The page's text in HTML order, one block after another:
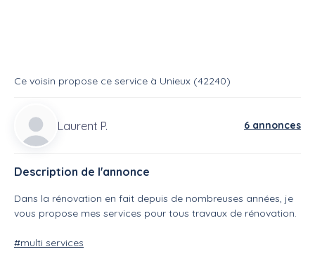
Ce voisin propose ce service à Unieux (42240)
Laurent P. 6 annonces
Description de l'annonce
Dans la rénovation en fait depuis de nombreuses années, je
vous propose mes services pour tous travaux de rénovation.
#multi services